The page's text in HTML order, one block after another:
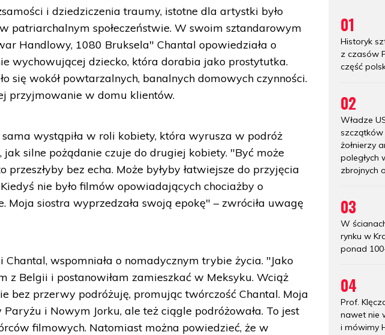
i dziedziczenia traumy, istotne dla artystki było
patriarchalnym społeczeństwie. W swoim sztandarowym
Handlowy, 1080 Bruksela" Chantal opowiedziała o
wychowującej dziecko, która dorabia jako prostytutka.
się wokół powtarzalnych, banalnych domowych czynności.
przyjmowanie w domu klientów.
sama wystąpiła w roli kobiety, która wyrusza w podróż
jak silne pożądanie czuje do drugiej kobiety. "Być może
przeszłyby bez echa. Może byłyby łatwiejsze do przyjęcia
nie było filmów opowiadających chociażby o
Moja siostra wyprzedzała swoją epokę" – zwróciła uwagę
Chantal, wspomniała o nomadycznym trybie życia. "Jako
z Belgii i postanowiłam zamieszkać w Meksyku. Wciąż
bez przerwy podróżuję, promując twórczość Chantal. Moja
Paryżu i Nowym Jorku, ale też ciągle podróżowała. To jest
filmowych. Natomiast można powiedzieć, że w
01
Historyk
z czasów
część
02
Władze
szczątków
żołnierzy
poległych
zbrojnych
03
W
rynku w
ponad
04
Prof.
nawet nie
i mówimy